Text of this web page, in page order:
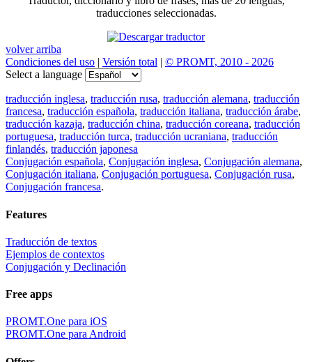
traducciones seleccionadas.
volver arriba
Condiciones del uso | Versión total | © PROMT, 2010 - 2026
Select a language
traducción inglesa, traducción rusa, traducción alemana, traducción
francesa, traducción española, traducción italiana, traducción árabe,
traducción kazaja, traducción china, traducción coreana, traducción
portuguesa, traducción turca, traducción ucraniana, traducción
finlandés, traducción japonesa
Conjugación española, Conjugación inglesa, Conjugación alemana,
Conjugación italiana, Conjugación portuguesa, Conjugación rusa,
Conjugación francesa.
Features
Traducción de textos
Ejemplos de contextos
Conjugación y Declinación
Free apps
PROMT.One para iOS
PROMT.One para Android